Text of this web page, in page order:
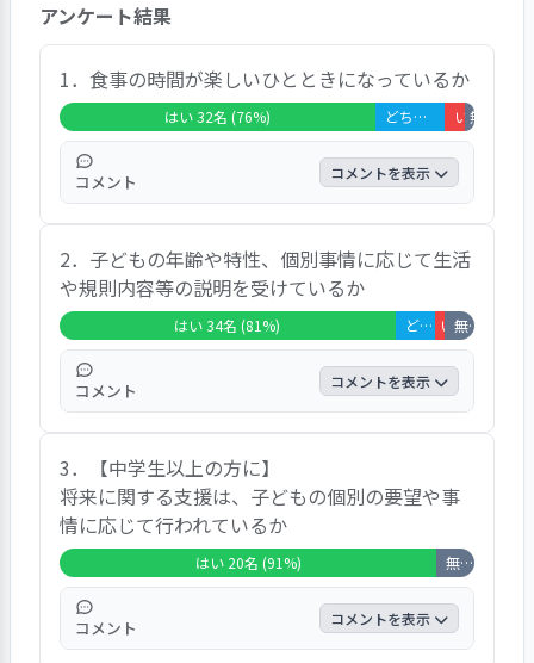
た。満足度が高かった項目としては、「ケガや病
気など緊急時の対応は信頼できますか」「施設で
の生活や規則について、子どもの年齢や特性、状
況に応じた説明が行われていますか」「職員の接
遇は適切ですか」などがあげられる。総合的な満
足度では、「よい」が２４名、「ややよい」が１
２名であった。みんなユーモアがあって話してい
ると明るい気分になれます、人数が多いのでいろ
いろ遊べて楽しいです、職員の中に信頼できる人
がいて良かった、食事が提供されるので嬉しいで
す、（学校の）友達をホームに連れてくることも
できるのでよいです、などのコメントがあがって
いる。意見や要望としては、曖昧なルールはきち
んと直してほしいです、パソコンをもっと早く使
えるようにしてほしいです、などがある。
アンケート結果
1．食事の時間が楽しいひとときになっているか
はい 32名 (76%) どちらともいえない 7名 (17%) いいえ 2名 (5%)無回答・
コメント コメントを表示
３２名が食事時間は楽しいひと時となってい
ると回答している。「楽しくお話しながら食
べています」との回答が複数あった。たまに
レストランへ行ったりもします、職員と一緒
に話したりして楽しいです、毎日時間帯がバ
ラバラなので一緒に食べられない時もありま
す、などのコメントがあがっている。
2．子どもの年齢や特性、個別事情に応じて生活
や規則内容等の説明を受けているか
はい 34名 (81%) どちらともいえない 4名 (10%) いいえ 1名
無回答・非該当 3名 (7%)
コメント コメントを表示
施設での生活や規則について、子どもの年齢
や特性、状況に応じた説明が行われていると
回答したのは３４名であった。根気よくわか
るまで説明してくれます、相談して合意の上
で決まっています、紙に書いてくれます、な
どのコメントがあがっている。
3．【中学生以上の方に】
将来に関する支援は、子どもの個別の要望や事
情に応じて行われているか
はい 20名 (91%) 無回答・非該当 2名 (9%)
コメント コメントを表示